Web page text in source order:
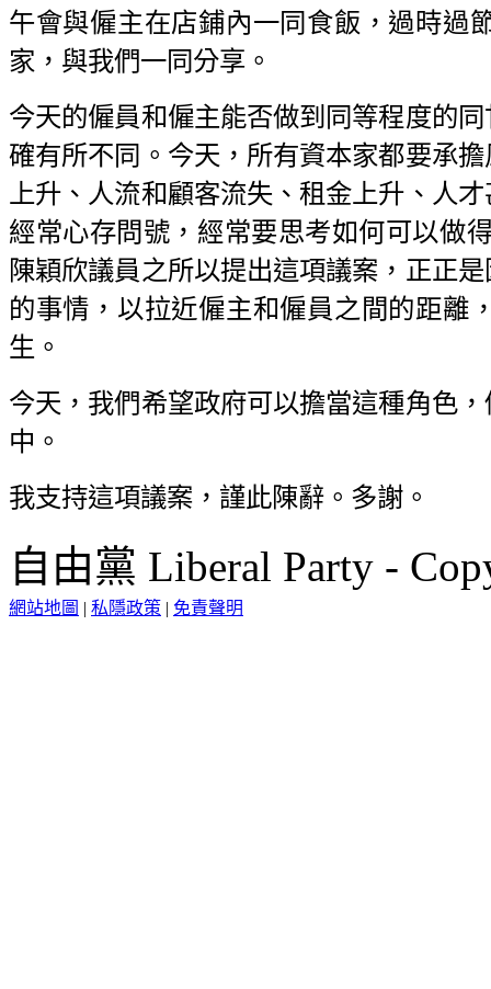
午會與僱主在店鋪內一同食飯，過時過
家，與我們一同分享。
今天的僱員和僱主能否做到同等程度的
確有所不同。今天，所有資本家都要承
上升、人流和顧客流失、租金上升、人
經常心存問號，經常要思考如何可以做
陳穎欣議員之所以提出這項議案，正正
的事情，以拉近僱主和僱員之間的距離
生。
今天，我們希望政府可以擔當這種角色
中。
我支持這項議案，謹此陳辭。多謝。
自由黨 Liberal Party -
網站地圖 | 私隱政策 | 免責聲明